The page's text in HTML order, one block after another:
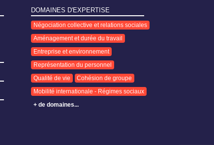
DOMAINES D'EXPERTISE
Négociation collective et relations sociales
Aménagement et durée du travail
Entreprise et environnement
Représentation du personnel
Qualité de vie
Cohésion de groupe
Mobilité internationale - Régimes sociaux
+ de domaines...